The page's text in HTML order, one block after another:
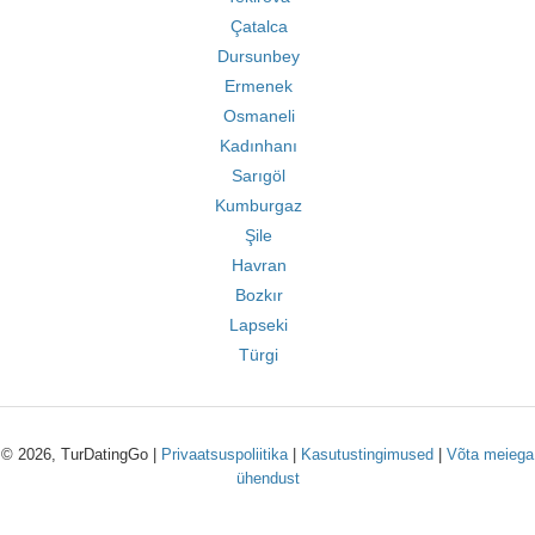
Çatalca
Dursunbey
Ermenek
Osmaneli
Kadınhanı
Sarıgöl
Kumburgaz
Şile
Havran
Bozkır
Lapseki
Türgi
© 2026, TurDatingGo | Privaatsuspoliitika| Kasutustingimused
Võta meiega
ühendust